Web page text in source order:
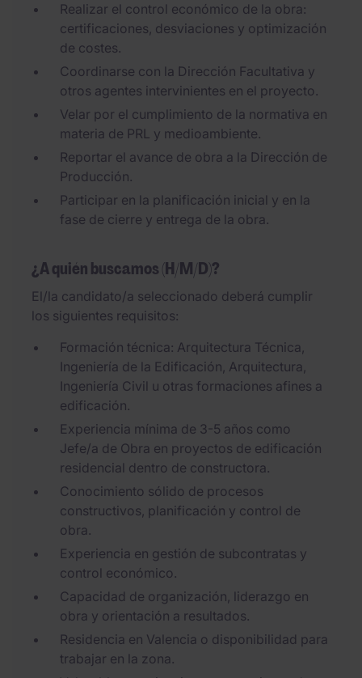
Realizar el control económico de la obra:
certificaciones, desviaciones y optimización
de costes.
Coordinarse con la Dirección Facultativa y
otros agentes intervinientes en el proyecto.
Velar por el cumplimiento de la normativa en
materia de PRL y medioambiente.
Reportar el avance de obra a la Dirección de
Producción.
Participar en la planificación inicial y en la
fase de cierre y entrega de la obra.
¿A quién buscamos (H/M/D)?
El/la candidato/a seleccionado deberá cumplir
los siguientes requisitos:
Formación técnica: Arquitectura Técnica,
Ingeniería de la Edificación, Arquitectura,
Ingeniería Civil u otras formaciones afines a
edificación.
Experiencia mínima de 3-5 años como
Jefe/a de Obra en proyectos de edificación
residencial dentro de constructora.
Conocimiento sólido de procesos
constructivos, planificación y control de
obra.
Experiencia en gestión de subcontratas y
control económico.
Capacidad de organización, liderazgo en
obra y orientación a resultados.
Residencia en Valencia o disponibilidad para
trabajar en la zona.